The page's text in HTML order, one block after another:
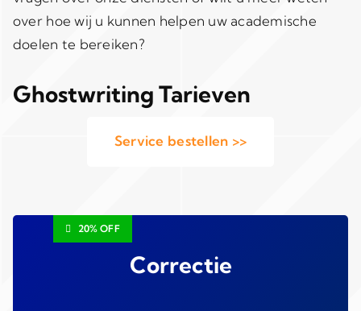
over hoe wij u kunnen helpen uw academische
doelen te bereiken?
Ghostwriting Tarieven
Service bestellen >>
20% OFF
Correctie